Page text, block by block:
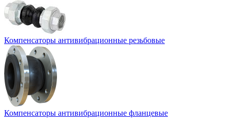
Компенсаторы антивибрационные резьбовые
Компенсаторы антивибрационные фланцевые